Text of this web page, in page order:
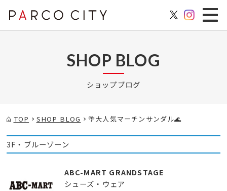
SHOP BLOG
ショップブログ
TOP SHOP BLOG 🌴大人気マーチンサンダル🌊
3F・ブルーゾーン
ABC-MART GRANDSTAGE
シューズ・ウェア